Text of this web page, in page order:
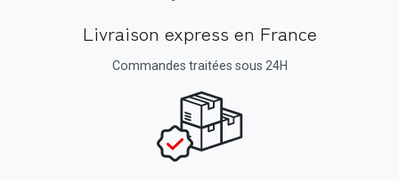
Livraison express en France
Commandes traitées sous 24H